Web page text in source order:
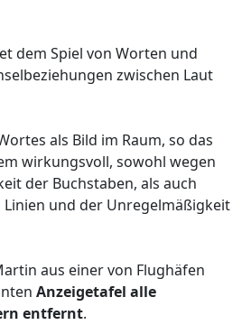
dem Spiel von Worten und
zwischen Laut
als Bild im Raum, so das
wirkungsvoll, sowohl wegen
der Buchstaben, als auch
und der Unregelmäßigkeit
aus einer von Flughäfen
Anzeigetafel alle
entfernt.